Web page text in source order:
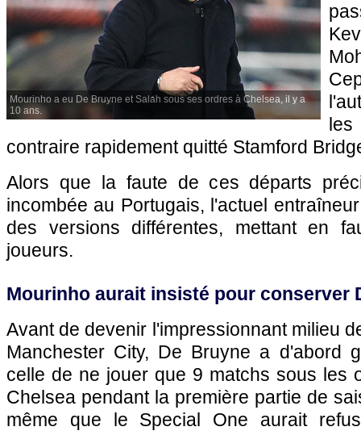
Mourinho a eu De Bruyne et Salah sous ses ordres à Chelsea, il y a
10 ans.
contraire rapidement quitté Stamford
Alors que la faute de ces départs
incombée au Portugais, l'actuel
des versions différentes, mettant en
joueurs.
Mourinho aurait insisté pour conserver
Avant de devenir l'impressionnant milieu
Manchester City, De Bruyne a d'abord
celle de ne jouer que 9 matchs sous les
Chelsea pendant la première partie de
même que le Special One aurait